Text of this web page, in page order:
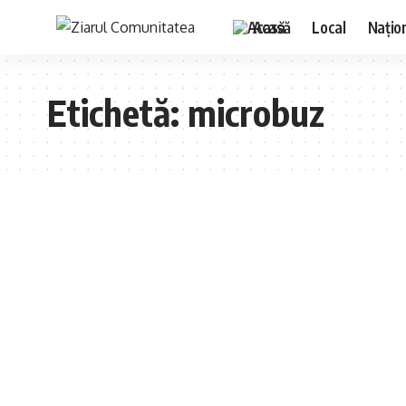
Acasă Local
Etichetă:microbuz